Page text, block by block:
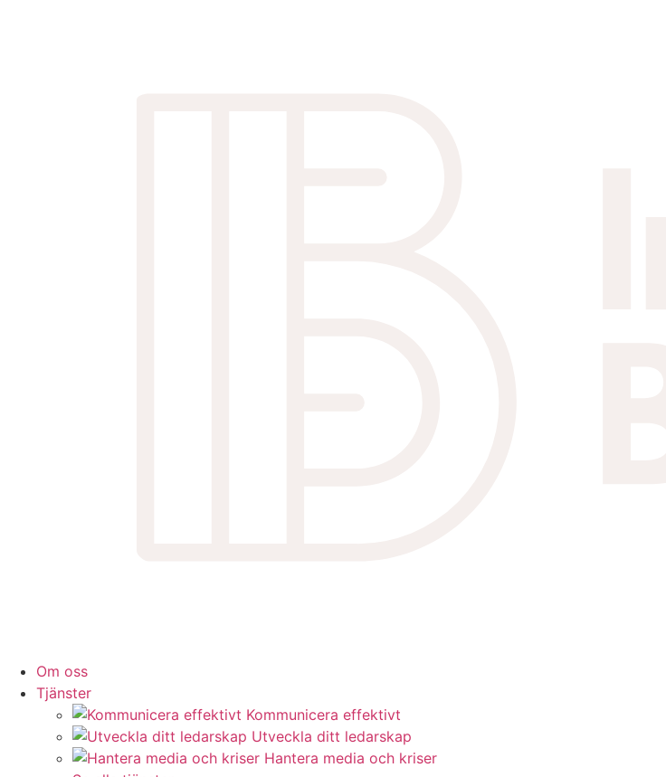
Om oss
Tjänster
Kommunicera effektivt
Utveckla ditt ledarskap
Hantera media och kriser